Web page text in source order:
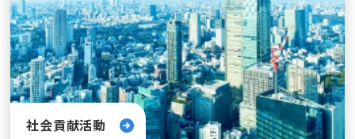
社会貢献活動